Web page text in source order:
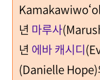
Kamakawiwoʻ
년 마루사
년 에바 캐시디
(Danielle Hope)